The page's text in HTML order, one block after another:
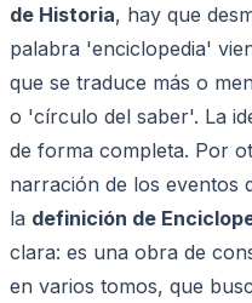
de Historia, hay que
palabra 'enciclopedia'
que se traduce más o
o 'círculo del saber'. La
de forma completa. Por
narración de los eventos
la definición de
clara: es una obra de
en varios tomos, que